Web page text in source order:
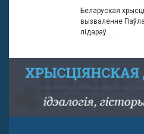
Беларуская
вызваленне
лідараў ...